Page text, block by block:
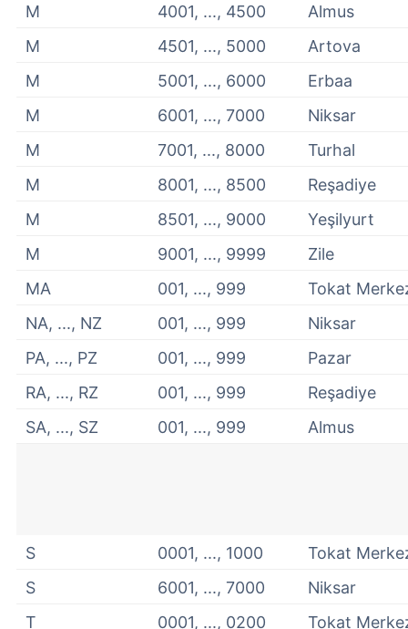
M
4001, ..., 4500
Almus
M
4501, ..., 5000
Artova
M
5001, ..., 6000
Erbaa
M
6001, ..., 7000
Niksar
M
7001, ..., 8000
Turhal
M
8001, ..., 8500
Reşadiye
M
8501, ..., 9000
Yeşilyurt
M
9001, ..., 9999
Zile
MA
001, ..., 999
Tokat
NA, ..., NZ
001, ..., 999
Niksar
PA, ..., PZ
001, ..., 999
Pazar
RA, ..., RZ
001, ..., 999
Reşadiye
SA, ..., SZ
001, ..., 999 Almus
S 0001, ..., 1000
Tokat
S
6001, ..., 7000
Niksar
T
0001, ..., 0200 Tokat